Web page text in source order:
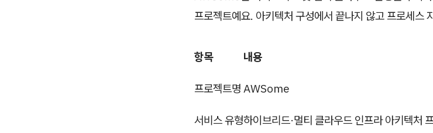
프로젝트예요. 아키텍처 구성에서 끝나지 않고 프로세스
항목 내용
프로젝트명 AWSome
서비스 유형하이브리드·멀티 클라우드 인프라 아키텍처